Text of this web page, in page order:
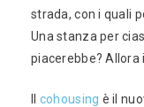
strada, con i quali
Una stanza per
piacerebbe? Allora il
cohousing è il